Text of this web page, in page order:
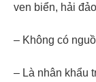
ven biển, hải
– Không có
– Là nhân khẩu